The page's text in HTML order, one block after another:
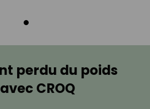
perdu du poids
avec CROQ